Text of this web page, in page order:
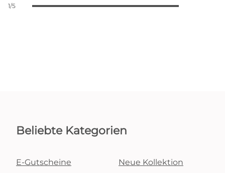
1/5
Beliebte Kategorien
E-Gutscheine Neue Kollektion